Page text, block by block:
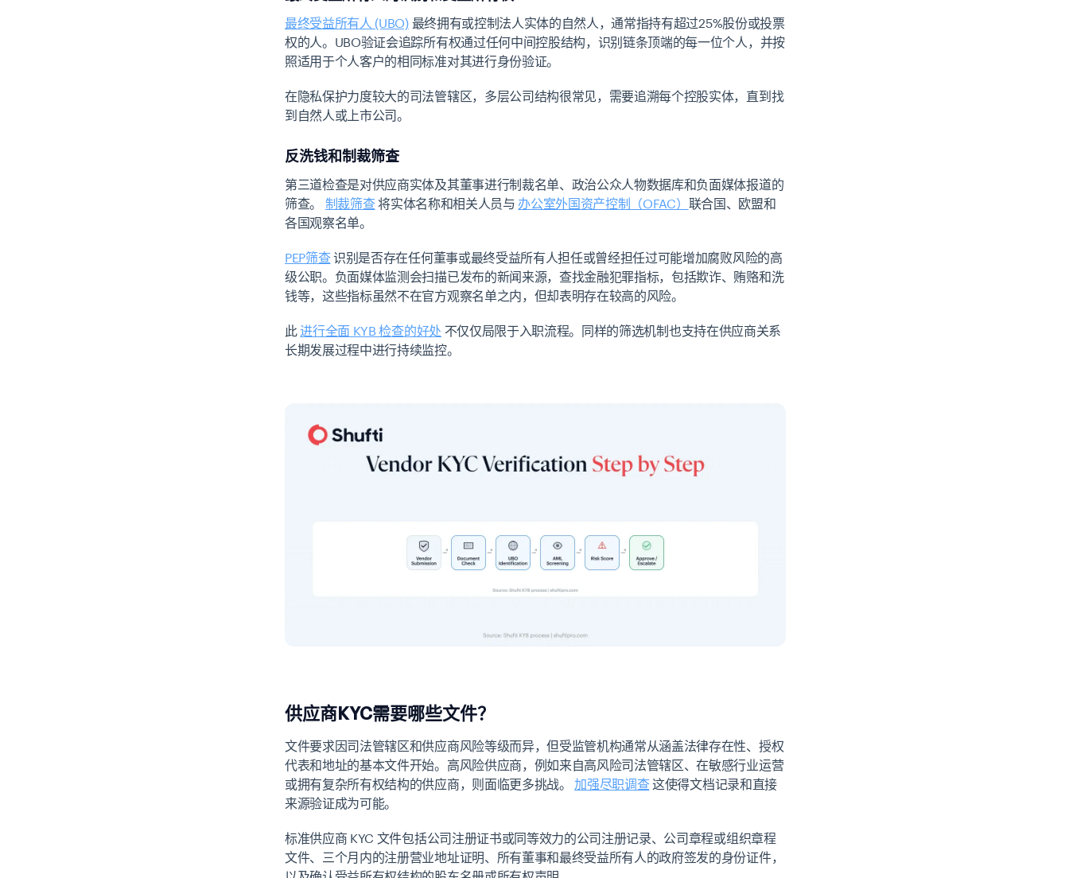
最终受益所有人 (UBO)最终拥有或控制法人实体的自然人，通常指持有超过25%股份或投票
权的人。UBO验证会追踪所有权通过任何中间控股结构，识别链条顶端的每一位个人，并按
照适用于个人客户的相同标准对其进行身份验证。
在隐私保护力度较大的司法管辖区，多层公司结构很常见，需要追溯每个控股实体，直到找
到自然人或上市公司。
反洗钱和制裁筛查
第三道检查是对供应商实体及其董事进行制裁名单、政治公众人物数据库和负面媒体报道的
筛查。 制裁筛查将实体名称和相关人员与 办公室外国资产控制（OFAC） 联合国、欧盟和
各国观察名单。
PEP筛查识别是否存在任何董事或最终受益所有人担任或曾经担任过可能增加腐败风险的高
级公职。负面媒体监测会扫描已发布的新闻来源，查找金融犯罪指标，包括欺诈、贿赂和洗
钱等，这些指标虽然不在官方观察名单之内，但却表明存在较高的风险。
此进行全面 KYB 检查的好处 不仅仅局限于入职流程。同样的筛选机制也支持在供应商关系
长期发展过程中进行持续监控。
供应商KYC需要哪些文件？
文件要求因司法管辖区和供应商风险等级而异，但受监管机构通常从涵盖法律存在性、授权
代表和地址的基本文件开始。高风险供应商，例如来自高风险司法管辖区、在敏感行业运营
或拥有复杂所有权结构的供应商，则面临更多挑战。加强尽职调查这使得文档记录和直接
来源验证成为可能。
标准供应商 KYC 文件包括公司注册证书或同等效力的公司注册记录、公司章程或组织章程
文件、三个月内的注册营业地址证明、所有董事和最终受益所有人的政府签发的身份证件，